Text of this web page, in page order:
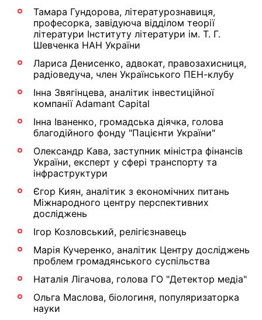
Тамара Гундорова, літературознавиця,
професорка, завідуюча відділом теорії
літератури Інституту літератури ім. Т. Г.
Шевченка НАН України
Лариса Денисенко, адвокат, правозахисниця,
радіоведуча, член Українського ПЕН-клубу
Інна Звягінцева, аналітик інвестиційної
компанії Adamant Capital
Інна Іваненко, громадська діячка, голова
благодійного фонду "Пацієнти України"
Олександр Кава, заступник міністра фінансів
України, експерт у сфері транспорту та
інфраструктури
Єгор Киян, аналітик з економічних питань
Міжнародного центру перспективних
досліджень
Ігор Козловський, релігієзнавець
Марія Кучеренко, аналітик Центру досліджень
проблем громадянського суспільства
Наталія Лігачова, голова ГО "Детектор медіа"
Ольга Маслова, біологиня, популяризаторка
науки